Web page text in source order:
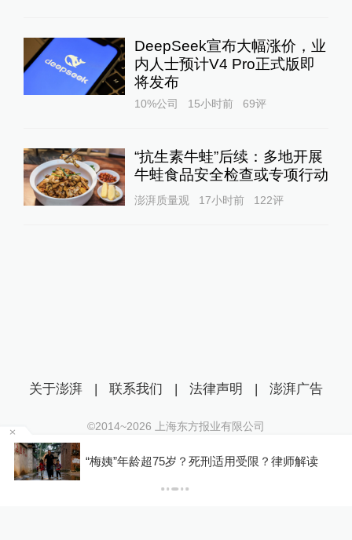
DeepSeek宣布大幅涨价，业
内人士预计V4 Pro正式版即
将发布
10%公司 15小时前 69评
“抗生素牛蛙”后续：多地开展
牛蛙食品安全检查或专项行动
澎湃质量观 17小时前 122评
“梅姨”年龄超75岁？死刑适用受限？律师解读
关于澎湃 | 联系我们 | 法律声明 | 澎湃广告
©2014~2026 上海东方报业有限公司
沪ICP证：沪B2-20170116 | 沪ICP备14003370号
互联网新闻信息服务许可证：31120170006
沪公网安备 31010602000299号